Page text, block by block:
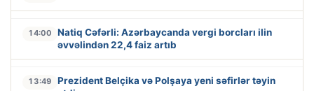
14:00
Natiq Cəfərli: Azərbaycanda vergi borcları ilin
əvvəlindən 22,4 faiz artıb
13:49
Prezident Belçika və Polşaya yeni səfirlər təyin